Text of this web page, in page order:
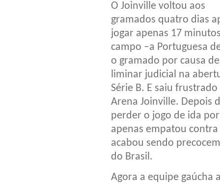
O Joinville voltou aos
gramados quatro dias
jogar apenas 17
campo –a Portuguesa
o gramado por causa
liminar judicial na
Série B. E saiu frustrado
Arena Joinville. Depois
perder o jogo de ida
apenas empatou
acabou sendo
do Brasil.
Agora a equipe gaúcha